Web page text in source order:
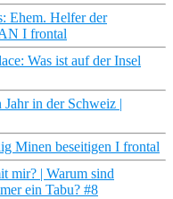
Ehem. Helfer der
I frontal
Was ist auf der Insel
in der Schweiz |
Minen beseitigen I frontal
mir? | Warum sind
ein Tabu? #8